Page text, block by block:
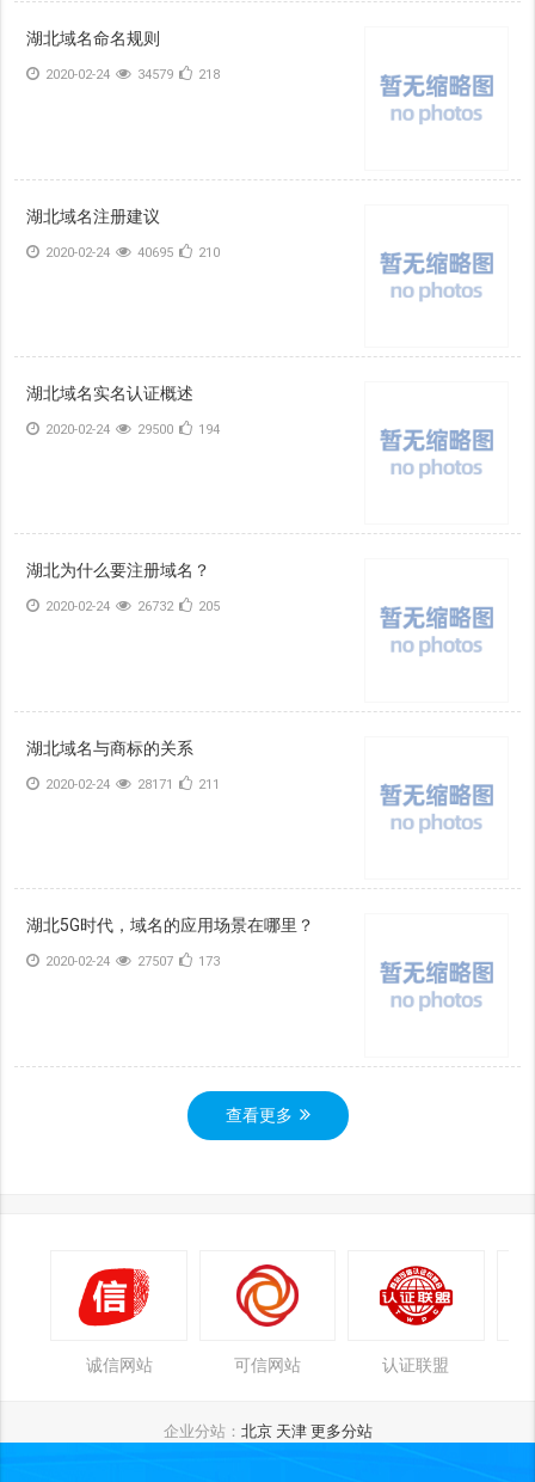
湖北域名命名规则
2020-02-24 34579 218
湖北域名注册建议
2020-02-24 40695 210
湖北域名实名认证概述
2020-02-24 29500 194
湖北为什么要注册域名？
2020-02-24 26732 205
湖北域名与商标的关系
2020-02-24 28171 211
湖北5G时代，域名的应用场景在哪里？
2020-02-24 27507 173
查看更多
诚信网站 可信网站 认证联盟
企业分站： 北京 天津 更多分站